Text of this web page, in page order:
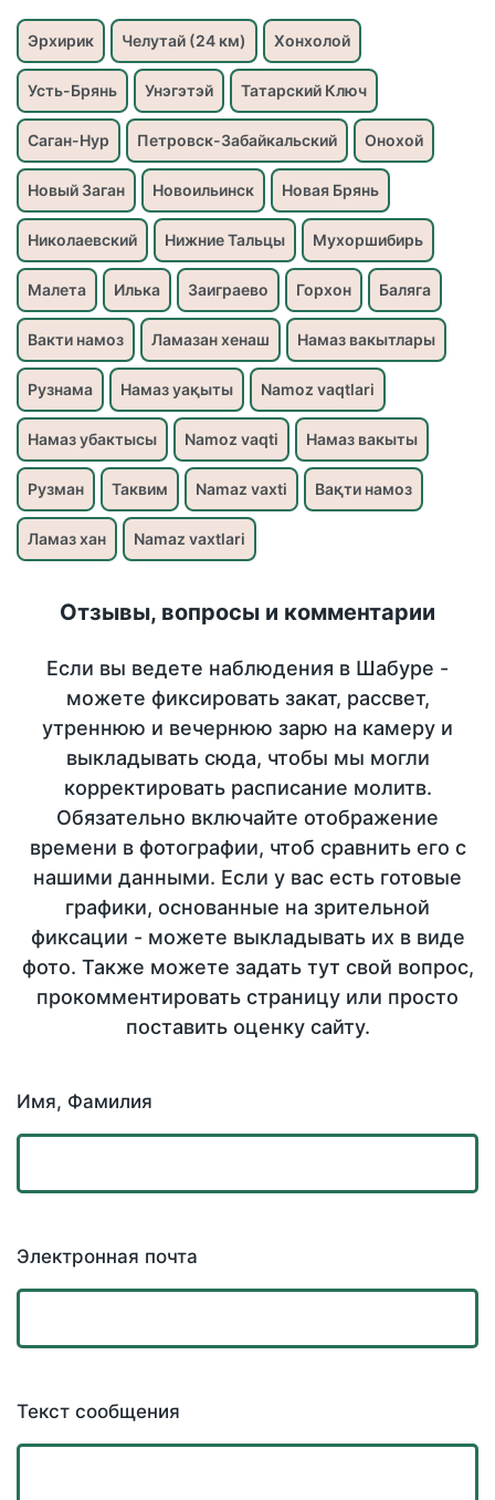
Эрхирик Челутай (24 км) Хонхолой
Усть-Брянь Унэгэтэй Татарский Ключ
Саган-Нур Петровск-Забайкальский Онохой
Новый Заган Новоильинск Новая Брянь
Николаевский Нижние Тальцы Мухоршибирь
Малета Илька Заиграево Горхон Баляга
Вакти намоз Ламазан хенаш Намаз вакытлары
Рузнама Намаз уақыты Namoz vaqtlari
Намаз убактысы Namoz vaqti Намаз вакыты
Рузман Таквим Namaz vaxti Вақти намоз
Ламаз хан Namaz vaxtlari
Отзывы, вопросы и комментарии
Если вы ведете наблюдения в Шабуре -
можете фиксировать закат, рассвет,
утреннюю и вечернюю зарю на камеру и
выкладывать сюда, чтобы мы могли
корректировать расписание молитв.
Обязательно включайте отображение
времени в фотографии, чтоб сравнить его с
нашими данными. Если у вас есть готовые
графики, основанные на зрительной
фиксации - можете выкладывать их в виде
фото. Также можете задать тут свой вопрос,
прокомментировать страницу или просто
поставить оценку сайту.
Имя, Фамилия
Электронная почта
Текст сообщения